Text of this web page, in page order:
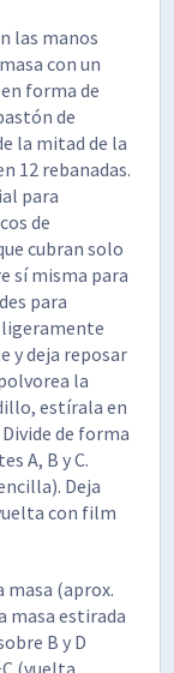
las manos
con un
forma de
de
la mitad de la
12 rebanadas.
para
de
cubran solo
sí misma para
para
ligeramente
y deja reposar
la
estírala en
de forma
A, B y C.
Deja
con film
(aprox.
masa estirada
B y D
(vuelta